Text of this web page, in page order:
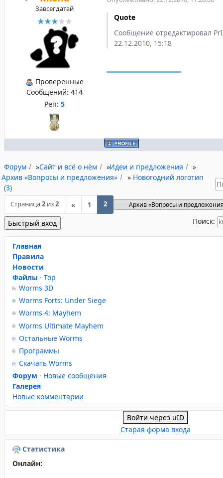
Завсегдатай
Проверенные
Сообщений: 414
Реп: 5
Quote
Сообщение отредактировал
22.12.2010, 15:18
Форум »Сайт и всё о нём »Идеи и предложения
»
Архив «Вопросы и предложения»
» Новогодний логотип
(3)
Страница2 из2 « 1 2
Поиск:
Главная
Правила
Новости
Файлы · Top
Worms 3D
Worms Forts: Under Siege
Worms 4: Mayhem
Worms Ultimate Mayhem
Остальные Worms
Программы
Скачать Worms
Форум · Новые сообщения
Галерея
Новые комментарии
Войти через uID
Старая форма входа
Статистика
Онлайн: